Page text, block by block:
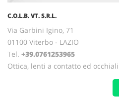
C.O.L.B. VT. S.R.L.
Via Garbini Igino, 71
01100 Viterbo - LAZIO
Tel. +39.0761253965
Ottica, lenti a contatto ed